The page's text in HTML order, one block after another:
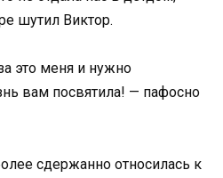
шутил Виктор.
это меня и нужно
вам посвятила! — пафосно
сдержанно относилась к